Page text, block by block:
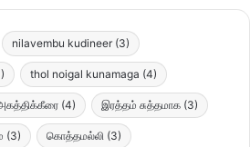
nilavembu kudineer (3)
thol noigal kunamaga (4)
(4) இரத்தம் சுத்தமாக (3)
(3) கொத்தமல்லி (3)